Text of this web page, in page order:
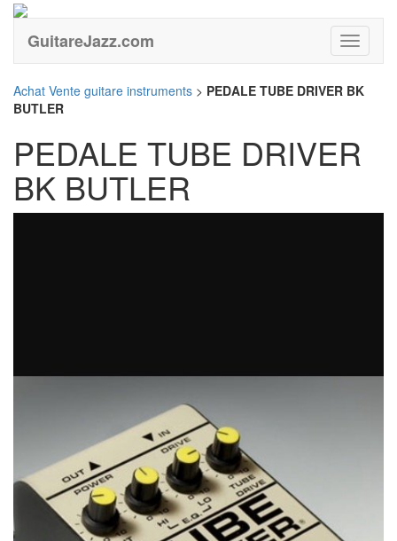
GuitareJazz.com
Achat Vente guitare instruments > PEDALE TUBE DRIVER BK
BUTLER
PEDALE TUBE DRIVER
BK BUTLER